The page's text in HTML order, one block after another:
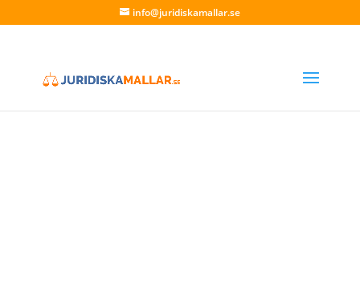
info@juridiskamallar.se